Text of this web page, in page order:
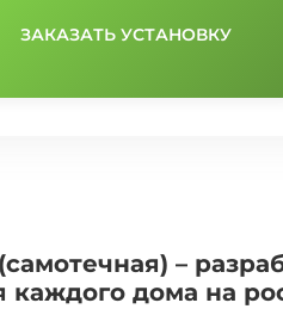
ЗАКАЗАТЬ УСТАНОВКУ
–
дома на